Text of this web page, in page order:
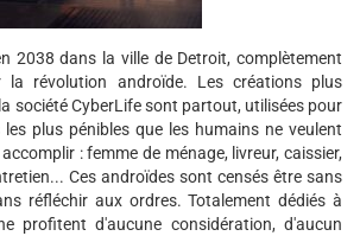
2038 dans la ville de Detroit, complètement
la révolution androïde. Les créations plus
société CyberLife sont partout, utilisées pour
plus pénibles que les humains ne veulent
: femme de ménage, livreur, caissier,
Ces androïdes sont censés être sans
réfléchir aux ordres. Totalement dédiés à
profitent d'aucune considération, d'aucun